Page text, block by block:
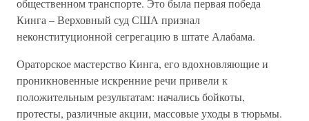
общественном транспорте. Это была первая победа
Кинга – Верховный суд США признал
неконституционной сегрегацию в штате Алабама.
Ораторское мастерство Кинга, его вдохновляющие и
проникновенные искренние речи привели к
положительным результатам: начались бойкоты,
протесты, различные акции, массовые уходы в тюрьмы.